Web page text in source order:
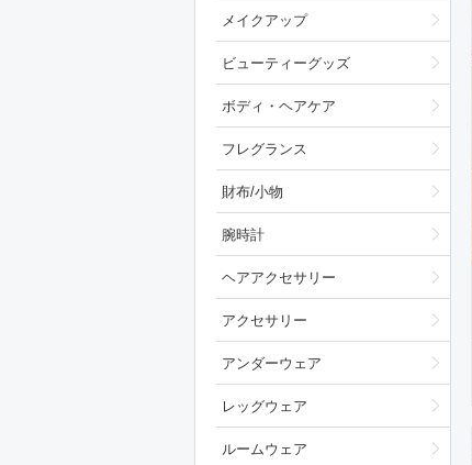
メイクアップ
ビューティーグッズ
ボディ・ヘアケア
フレグランス
財布/小物
腕時計
ヘアアクセサリー
アクセサリー
アンダーウェア
レッグウェア
ルームウェア